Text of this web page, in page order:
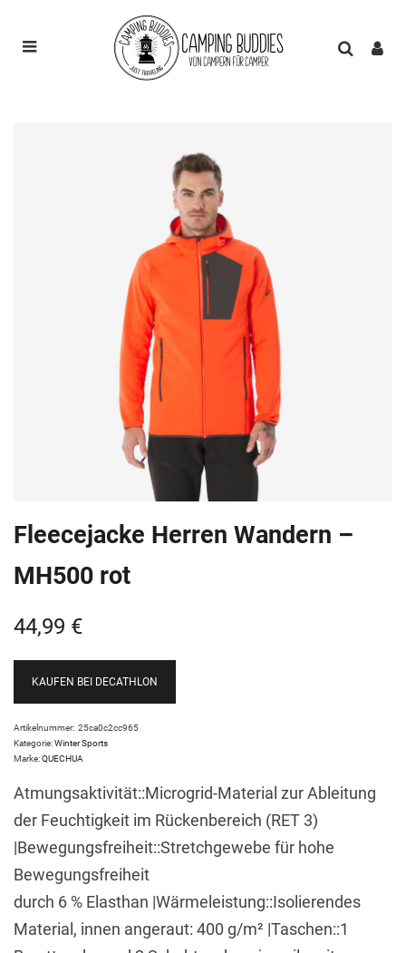
Fleecejacke Herren Wandern –
MH500 rot
44,99 €
Atmungsaktivität::Microgrid-Material zur Ableitung
der Feuchtigkeit im Rückenbereich (RET 3)
|Bewegungsfreiheit::Stretchgewebe für hohe
Bewegungsfreiheit
durch 6 % Elasthan |Wärmeleistung::Isolierendes
Material, innen angeraut: 400 g/m² |Taschen::1
KAUFEN BEI DECATHLON
Artikelnummer: 25ca0c2cc965
Kategorie:Winter Sports
Marke:QUECHUA